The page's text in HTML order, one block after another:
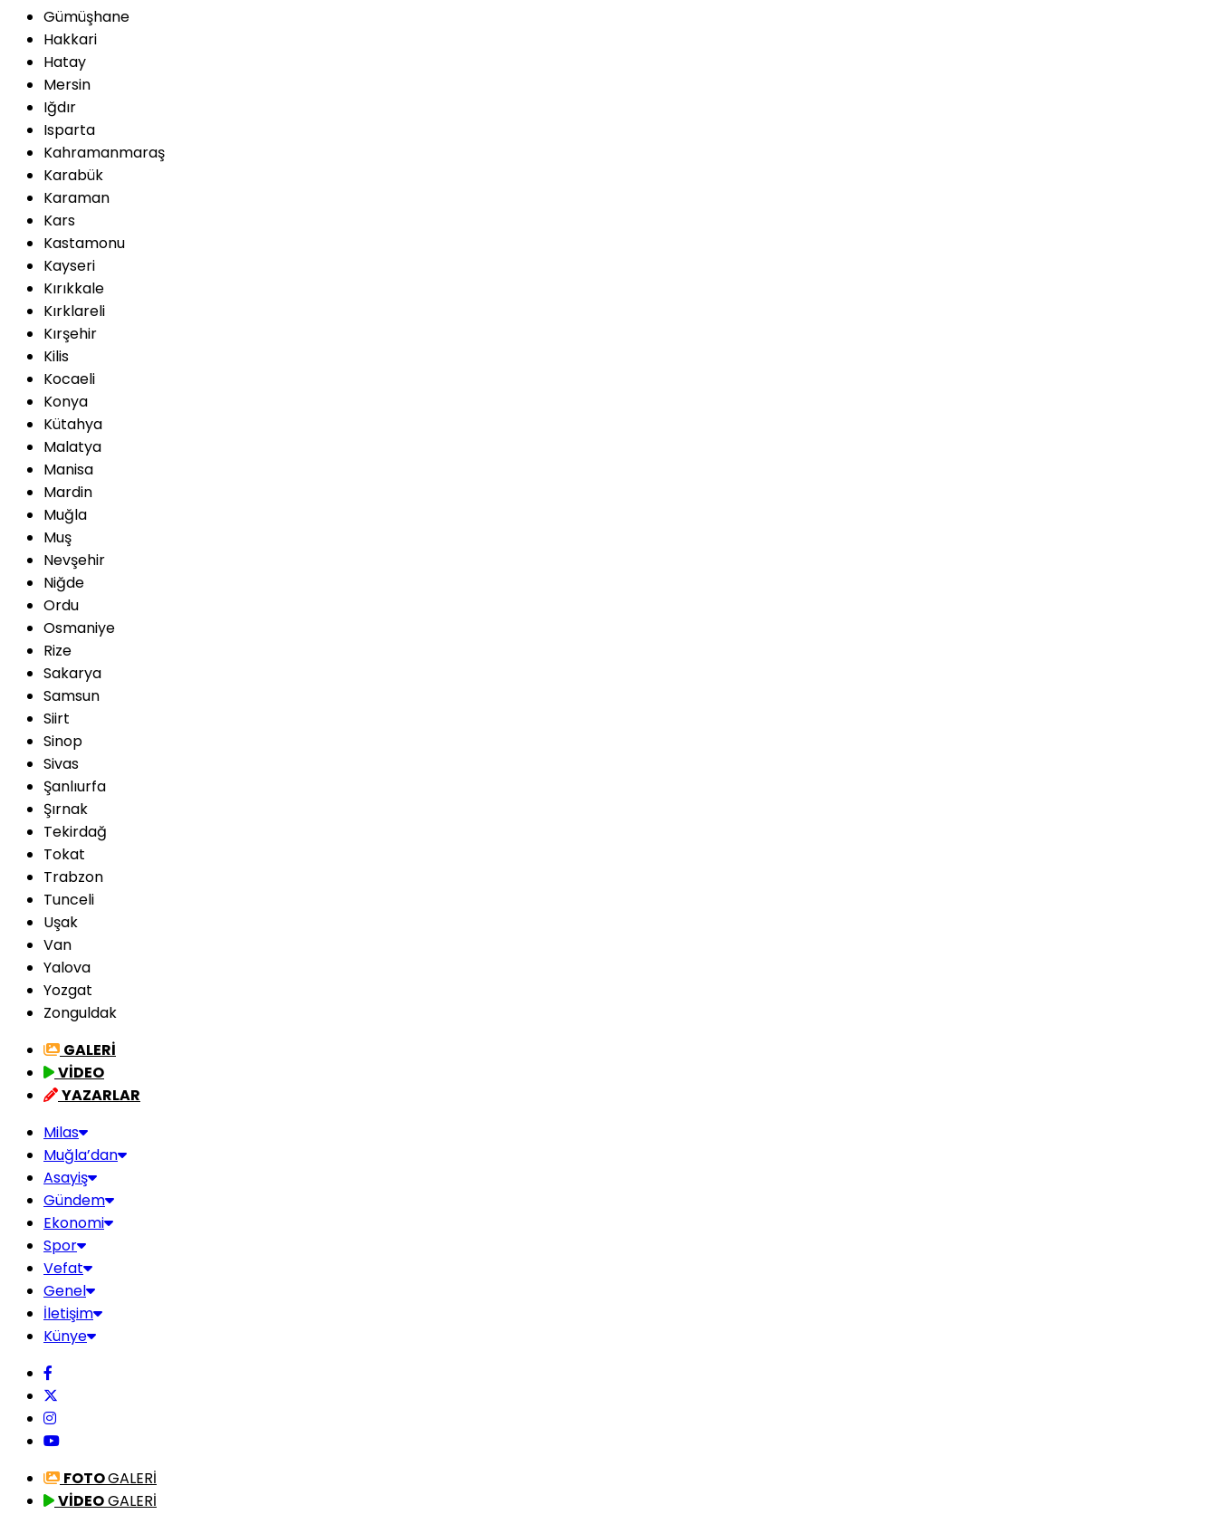
Gümüşhane
Hakkari
Hatay
Mersin
Iğdır
Isparta
Kahramanmaraş
Karabük
Karaman
Kars
Kastamonu
Kayseri
Kırıkkale
Kırklareli
Kırşehir
Kilis
Kocaeli
Konya
Kütahya
Malatya
Manisa
Mardin
Muğla
Muş
Nevşehir
Niğde
Ordu
Osmaniye
Rize
Sakarya
Samsun
Siirt
Sinop
Sivas
Şanlıurfa
Şırnak
Tekirdağ
Tokat
Trabzon
Tunceli
Uşak
Van
Yalova
Yozgat
Zonguldak
GALERİ
VİDEO
YAZARLAR
Milas
Muğla’dan
Asayiş
Gündem
Ekonomi
Spor
Vefat
Genel
İletişim
Künye
FOTOGALERİ
VİDEOGALERİ